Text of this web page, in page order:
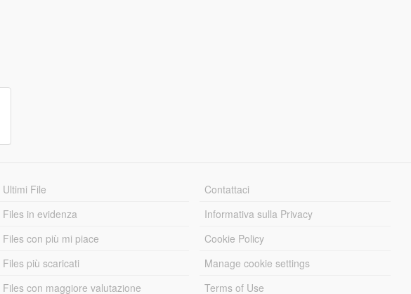
Ultimi File
Files in evidenza
Files con più mi piace
Files più scaricati
Files con maggiore valutazione
Contattaci
Informativa sulla Privacy
Cookie Policy
Manage cookie settings
Terms of Use